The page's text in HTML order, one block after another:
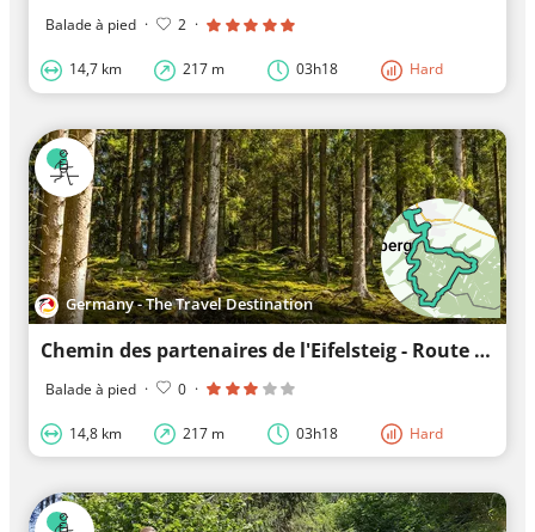
Balade à pied · 2 ·
14,7 km 217 m 03h18 Hard
Germany - The Travel Destination
Chemin des partenaires de l'Eifelsteig - Route des jonquilles
Balade à pied · 0 ·
14,8 km 217 m 03h18 Hard